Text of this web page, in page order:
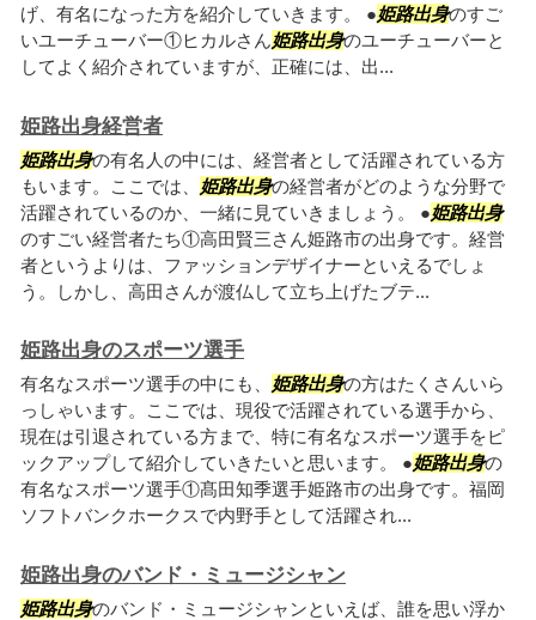
げ、有名になった方を紹介していきます。 ●姫路出身のすご
いユーチューバー①ヒカルさん姫路出身のユーチューバーと
してよく紹介されていますが、正確には、出...
姫路出身経営者
姫路出身の有名人の中には、経営者として活躍されている方
もいます。ここでは、 姫路出身の経営者がどのような分野で
活躍されているのか、一緒に見ていきましょう。 ●姫路出身
のすごい経営者たち①高田賢三さん姫路市の出身です。経営
者というよりは、ファッションデザイナーといえるでしょ
う。しかし、高田さんが渡仏して立ち上げたブテ...
姫路出身のスポーツ選手
有名なスポーツ選手の中にも、 姫路出身の方はたくさんいら
っしゃいます。ここでは、現役で活躍されている選手から、
現在は引退されている方まで、特に有名なスポーツ選手をピ
ックアップして紹介していきたいと思います。 ●姫路出身の
有名なスポーツ選手①髙田知季選手姫路市の出身です。福岡
ソフトバンクホークスで内野手として活躍され...
姫路出身のバンド・ミュージシャン
姫路出身のバンド・ミュージシャンといえば、誰を思い浮か